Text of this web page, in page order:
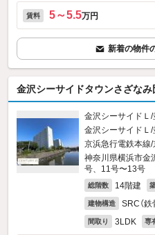
賃料 5～5.5万円
新着の物件
金沢シーサイドタウンさざな
金沢シーサイドＬ
金沢シーサイドＬ
京浜急行電鉄本線
神奈川県横浜市金
号、11号〜13号
総階数 14階建
建物構造 SRC（
間取り 3LDK 専